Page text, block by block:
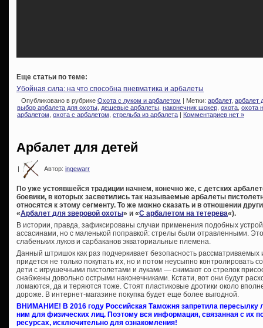
Еще статьи по теме:
Убойная сила: на что способна пневматика и арбалеты
Опубликовано в рубрике Охота с луком и арбалетом | Метки: арбалет, арбалет
выбор арбалета для охоты дешевые арбалеты наконечник шокер охота охота
арбалетом охота с арбалетом стрельба из арбалета Комментариев нет »
Арбалет для детей
| Автор: ingewarr
По уже устоявшейся традиции начнем, конечно же, с детских
боевики, в которых засветились так называемые арбалеты
относятся к этому сегменту. То же можно сказать и в отношении
«Арбалет для зверовой охоты» и «С арбалетом на тетерева«).
В истории, правда, зафиксированы случаи применения подобных
ассасинами, но с маленькой поправкой: стрелы были отравленными.
слабеньких луков и сарбаканов экваториальные племена.
Данный штришок как раз подчеркивает безопасность рассматриваемых
придется не только покупать их, но и потом неусыпно контролировать
дети с игрушечными пистолетами и луками — снимают со стрелок
снабжены довольно острыми наконечниками. Кстати, вот они будут
ломаются, да и теряются тоже. Стоят пластиковые дротики около
дороже. В интернет-магазине покупка будет еще более выгодной.
ВНИМАНИЕ! В 2016 году Российская Таможня запретила пересылку
ним для физических лиц. Поэтому вся информация, связанная с
ресурсах, исключительно для ознакомления!